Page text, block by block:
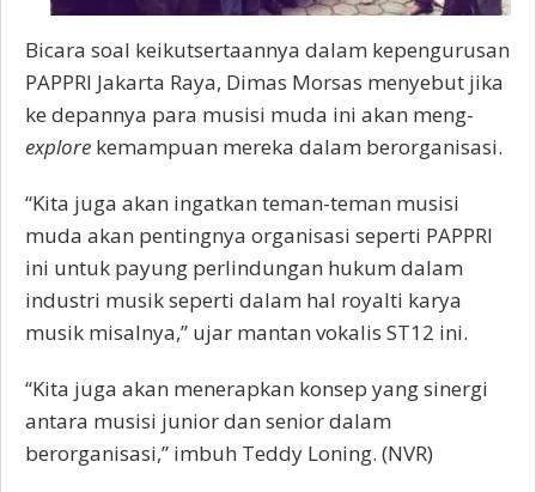
Bicara soal keikutsertaannya dalam kepengurusan
PAPPRI Jakarta Raya, Dimas Morsas menyebut jika
ke depannya para musisi muda ini akan meng-
explore kemampuan mereka dalam berorganisasi.
“Kita juga akan ingatkan teman-teman musisi
muda akan pentingnya organisasi seperti PAPPRI
ini untuk payung perlindungan hukum dalam
industri musik seperti dalam hal royalti karya
musik misalnya,” ujar mantan vokalis ST12 ini.
“Kita juga akan menerapkan konsep yang sinergi
antara musisi junior dan senior dalam
berorganisasi,” imbuh Teddy Loning. (NVR)